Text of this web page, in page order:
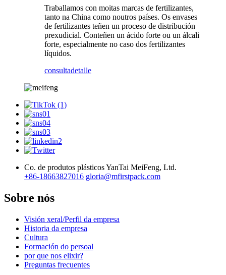
Traballamos con moitas marcas de fertilizantes,
tanto na China como noutros países. Os envases
de fertilizantes teñen un proceso de distribución
prexudicial. Conteñen un ácido forte ou un álcali
forte, especialmente no caso dos fertilizantes
líquidos.
consultadetalle
Co. de produtos plásticos YanTai MeiFeng, Ltd.
+86-18663827016 gloria@mfirstpack.com
Sobre nós
Visión xeral/Perfil da empresa
Historia da empresa
Cultura
Formación do persoal
por que nos elixir?
Preguntas frecuentes